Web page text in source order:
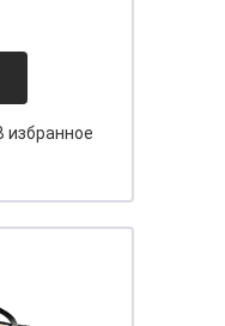
избранное